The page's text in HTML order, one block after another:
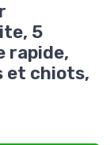
5
rapide,
et chiots,